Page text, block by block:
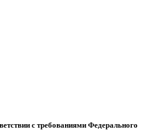
с требованиями Федерального